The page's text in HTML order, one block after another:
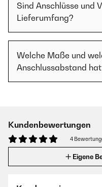
Sind Anschlüsse und
Lieferumfang?
Welche Maße und
Anschlussabstand
Kundenbewertungen
4
Eigene